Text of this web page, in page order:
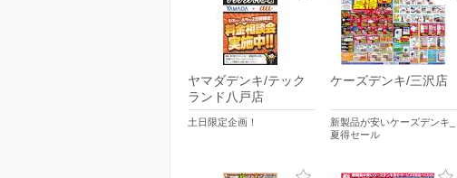
ヤマダデンキ/テック
ランド八戸店
土日限定企画！
ケーズデンキ/三沢店
新製品が安いケーズデンキ_
夏得セール